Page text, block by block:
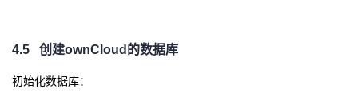
4.5 创建ownCloud的数据库
初始化数据库：